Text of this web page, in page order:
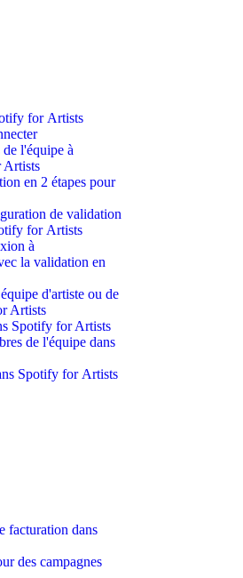
for Artists
l'équipe à
Artists
en 2 étapes pour
de validation
for Artists
à
la validation en
d'artiste ou de
Artists
Spotify for Artists
de l'équipe dans
Spotify for Artists
facturation dans
des campagnes